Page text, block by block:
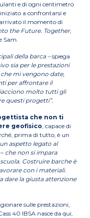
e di ogni centimetro
a confrontarsi e
il momento di
the Future. Together,
Sam.
della barca –spiega
sia per le prestazioni
mi vengono date,
per affrontare il
molto tutti gli
questi progetti”.
che non ti
geofisico, capace di
prima di tutto, è un
un aspetto legato al
che non si impara
Costruire barche è
con i materiali.
dare la giusta attenzione
sulle prestazioni,
40 IBSA nasce da qui,